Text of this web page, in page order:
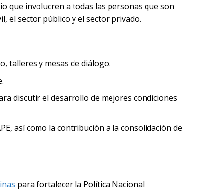
que involucren a todas las personas que son
el sector público y el sector privado.
talleres y mesas de diálogo.
discutir el desarrollo de mejores condiciones
así como la contribución a la consolidación de
para fortalecer la Política Nacional